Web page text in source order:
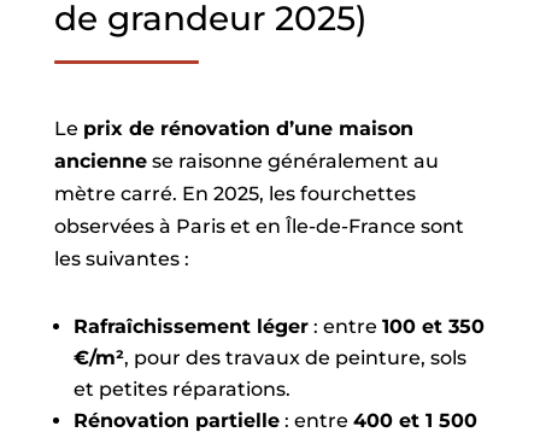
de grandeur 2025)
Le prix de rénovation d’une maison
anciennese raisonne généralement au
mètre carré. En 2025, les fourchettes
observées à Paris et en Île-de-France sont
les suivantes :
Rafraîchissement léger: entre 100 et 350
€/m², pour des travaux de peinture, sols
et petites réparations.
Rénovation partielle: entre 400 et 1 500